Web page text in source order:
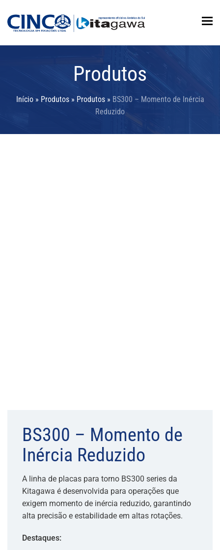
Produtos
Início» Produtos» Produtos» BS300 – Momento de Inércia
Reduzido
BS300 – Momento de
Inércia Reduzido
A linha de placas para torno BS300 series da
Kitagawa é desenvolvida para operações que
exigem momento de inércia reduzido, garantindo
alta precisão e estabilidade em altas rotações.
Destaques: